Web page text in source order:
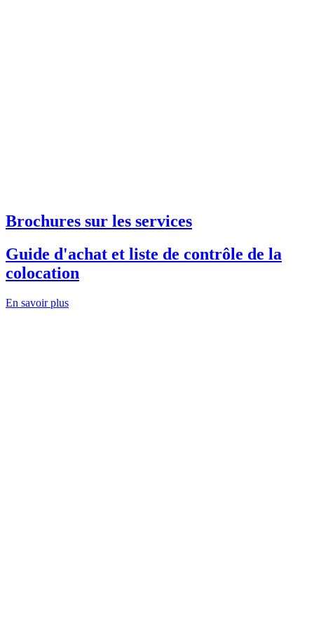
Brochures sur les services
Guide d'achat et liste de contrôle de la
colocation
En savoir plus